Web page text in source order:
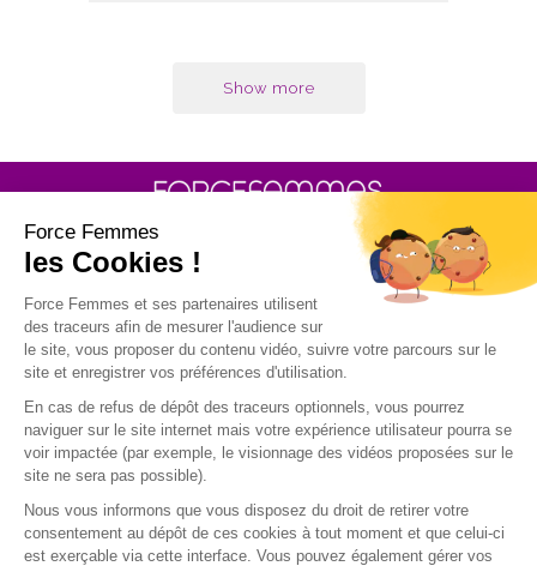
Show more
30 rue Baron - 75017 PARIS